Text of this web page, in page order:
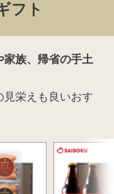
フト
家族、帰省の手土
見栄えも良いおす